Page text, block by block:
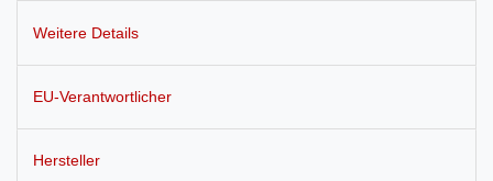
Weitere Details
EU-Verantwortlicher
Hersteller